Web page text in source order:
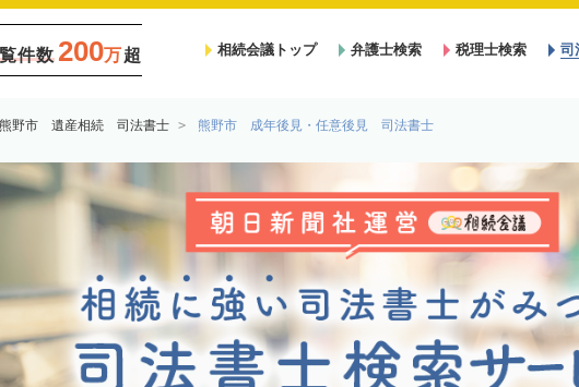
件数 200万超 相続会議トップ 弁護士検索 税理士検索 司
熊野市 遺産相続 司法書士 熊野市 成年後見・任意後見 司法書士